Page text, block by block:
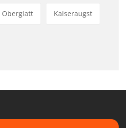
Oberglatt Kaiseraugst